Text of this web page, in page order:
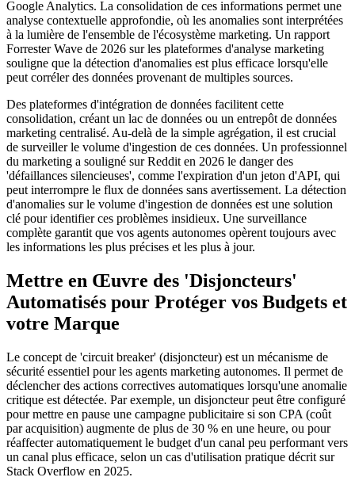
Google Analytics. La consolidation de ces informations permet une
analyse contextuelle approfondie, où les anomalies sont interprétées
à la lumière de l'ensemble de l'écosystème marketing. Un rapport
Forrester Wave de 2026 sur les plateformes d'analyse marketing
souligne que la détection d'anomalies est plus efficace lorsqu'elle
peut corréler des données provenant de multiples sources.
Des plateformes d'intégration de données facilitent cette
consolidation, créant un lac de données ou un entrepôt de données
marketing centralisé. Au-delà de la simple agrégation, il est crucial
de surveiller le volume d'ingestion de ces données. Un professionnel
du marketing a souligné sur Reddit en 2026 le danger des
'défaillances silencieuses', comme l'expiration d'un jeton d'API, qui
peut interrompre le flux de données sans avertissement. La détection
d'anomalies sur le volume d'ingestion de données est une solution
clé pour identifier ces problèmes insidieux. Une surveillance
complète garantit que vos agents autonomes opèrent toujours avec
les informations les plus précises et les plus à jour.
Mettre en Œuvre des 'Disjoncteurs'
Automatisés pour Protéger vos Budgets et
votre Marque
Le concept de 'circuit breaker' (disjoncteur) est un mécanisme de
sécurité essentiel pour les agents marketing autonomes. Il permet de
déclencher des actions correctives automatiques lorsqu'une anomalie
critique est détectée. Par exemple, un disjoncteur peut être configuré
pour mettre en pause une campagne publicitaire si son CPA (coût
par acquisition) augmente de plus de 30 % en une heure, ou pour
réaffecter automatiquement le budget d'un canal peu performant vers
un canal plus efficace, selon un cas d'utilisation pratique décrit sur
Stack Overflow en 2025.